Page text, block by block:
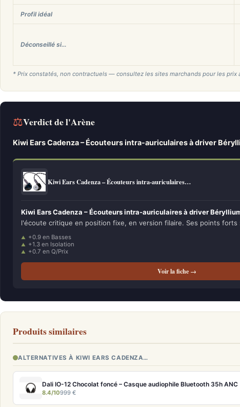
Profil idéal
Déconseillé si…
* Prix constatés, non contractuels — consultez les sites marchands pour les prix
⚖Verdict de l'Arène
Kiwi Ears Cadenza – Écouteurs intra-auriculaires à driver
Kiwi Ears Cadenza – Écouteurs intra-auriculaires…
Kiwi Ears Cadenza – Écouteurs intra-auriculaires à driver
l'écoute critique en position fixe, en version filaire. Ses points forts
+0.9 en Basses
+1.3 en Isolation
+0.7 en Q/Prix
Voir la fiche →
Produits similaires
ALTERNATIVES À KIWI EARS CADENZA…
Dali IO-12 Chocolat foncé – Casque audiophile Bluetooth 35h ANC
8.4/10999 €